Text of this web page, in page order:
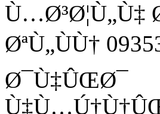
ØªÙ„ÙÙ†
Ø¯Ù‡ÛŒØ¯